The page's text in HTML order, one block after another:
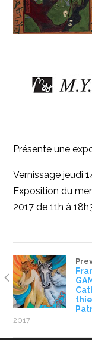
Présente une
Vernissage jeudi
Exposition du
2017 de 11h à
2017